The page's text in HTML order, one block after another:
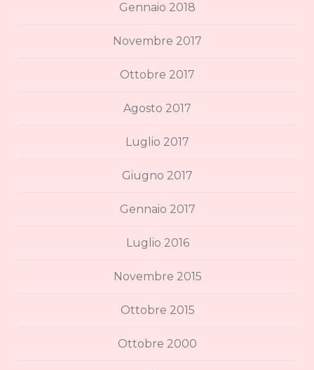
Gennaio 2018
Novembre 2017
Ottobre 2017
Agosto 2017
Luglio 2017
Giugno 2017
Gennaio 2017
Luglio 2016
Novembre 2015
Ottobre 2015
Ottobre 2000